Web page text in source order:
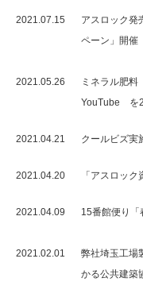
2021.07.15
アスロック発
ペーン」開催
2021.05.26
ミネラル肥
YouTube を
2021.04.21 クールビズ実
2021.04.20 「アスロッ
2021.04.09 15番館便り「
2021.02.01
弊社埼玉工場
かる公共建築